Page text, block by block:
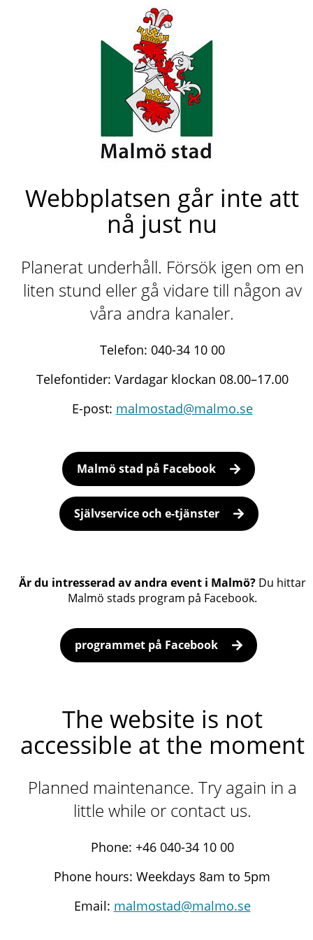
Webbplatsen går inte att
nå just nu
Planerat underhåll. Försök igen om en
liten stund eller gå vidare till någon av
våra andra kanaler.
Telefon: 040-34 10 00
Telefontider: Vardagar klockan 08.00–17.00
E-post: malmostad@malmo.se
Malmö stad på Facebook
Självservice och e-tjänster
Är du intresserad av andra event i Malmö?Du hittar
Malmö stads program på Facebook.
programmet på Facebook
The website is not
accessible at the moment
Planned maintenance. Try again in a
little while or contact us.
Phone: +46 040-34 10 00
Phone hours: Weekdays 8am to 5pm
Email: malmostad@malmo.se